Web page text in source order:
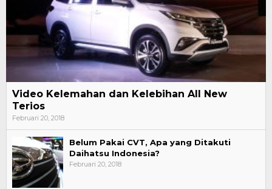
Video Kelemahan dan Kelebihan All New
Terios
Februari 20, 2018
Belum Pakai CVT, Apa yang Ditakuti
Daihatsu Indonesia?
Februari 20, 2018